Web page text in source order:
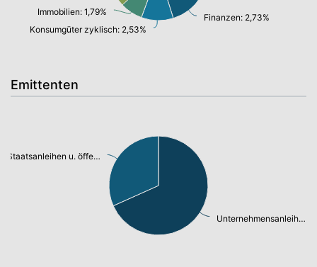
Finanzen: 2,73%
Konsumgüter zyklisch: 2,53%
Immobilien: 1,79%
Emittenten
Unternehmensanleihen: 20,76%
Staatsanleihen u. öffentl.Anleihen: 9,63%